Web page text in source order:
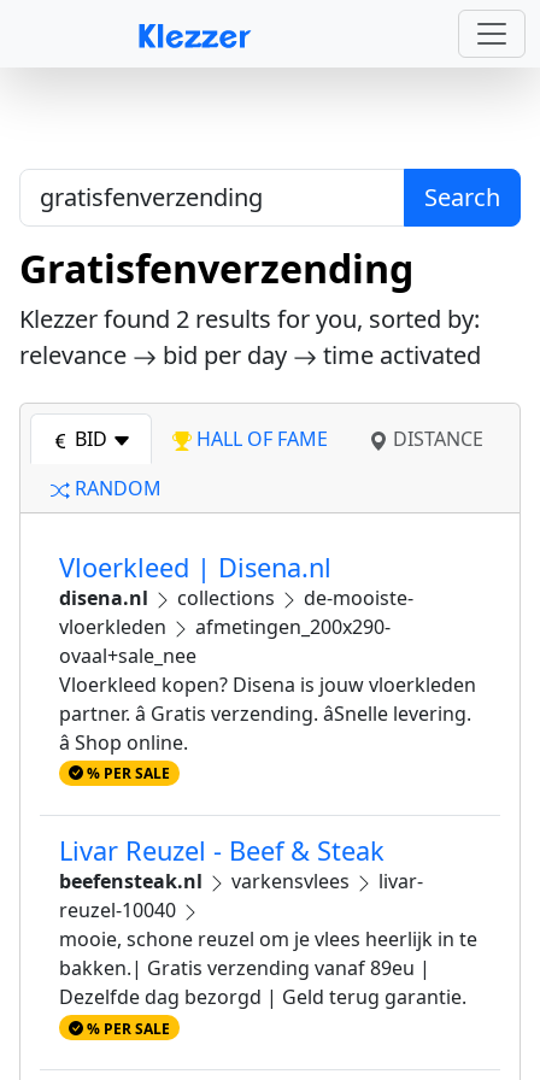
Search
Gratisfenverzending
Klezzer found 2 results for you, sorted by:
relevance
bid per day time activated
BID HALL OF FAME
DISTANCE
RANDOM
Vloerkleed | Disena.nl
disena.nl collections
de-mooiste-
vloerkleden
afmetingen_200x290-
ovaal+sale_nee
Vloerkleed kopen? Disena is jouw vloerkleden
partner. â Gratis verzending. âSnelle levering.
â Shop online.
% PER SALE
Livar Reuzel - Beef & Steak
beefensteak.nl varkensvlees
livar-
reuzel-10040
mooie, schone reuzel om je vlees heerlijk in te
bakken.| Gratis verzending vanaf 89eu |
Dezelfde dag bezorgd | Geld terug garantie.
% PER SALE